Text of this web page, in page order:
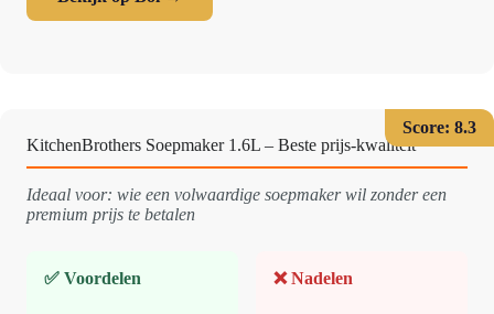
Score: 8.3
KitchenBrothers Soepmaker 1.6L – Beste prijs-kwaliteit
Ideaal voor: wie een volwaardige soepmaker wil zonder een
premium prijs te betalen
✅ Voordelen ❌ Nadelen